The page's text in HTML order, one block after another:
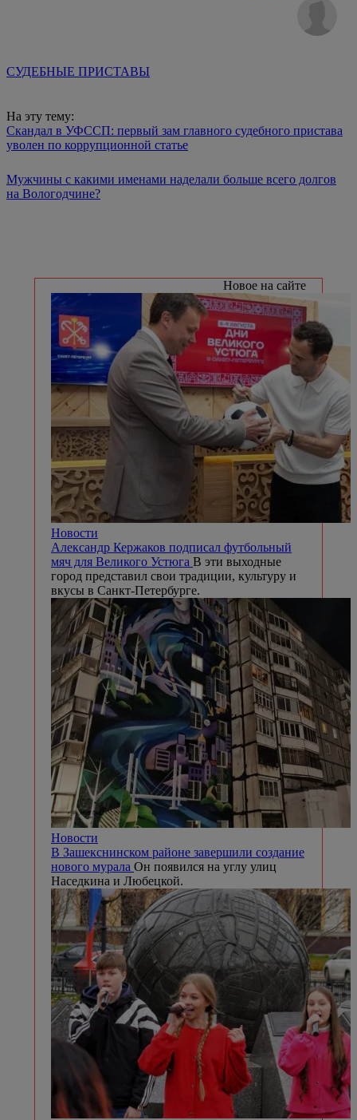
СУДЕБНЫЕ ПРИСТАВЫ
На эту тему:
Скандал в УФССП: первый зам главного судебного пристава
уволен по коррупционной статье
Мужчины с какими именами наделали больше всего долгов
на Вологодчине?
Новое на сайте
Новости
Александр Кержаков подписал футбольный
мяч для Великого Устюга В эти выходные
город представил свои традиции, культуру и
вкусы в Санкт-Петербурге.
Новости
В Зашекснинском районе завершили создание
нового мурала Он появился на углу улиц
Наседкина и Любецкой.